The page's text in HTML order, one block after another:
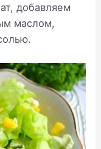
добавляем
маслом,